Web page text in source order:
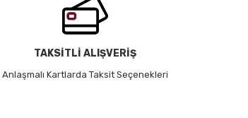
TAKSİTLİ ALIŞVERİŞ
Anlaşmalı Kartlarda Taksit Seçenekleri